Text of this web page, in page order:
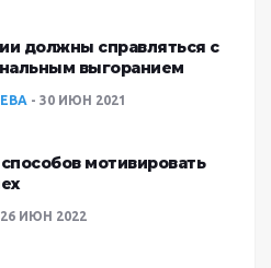
должны справляться с
выгоранием
30 ИЮН 2021
мотивировать
26 ИЮН 2022